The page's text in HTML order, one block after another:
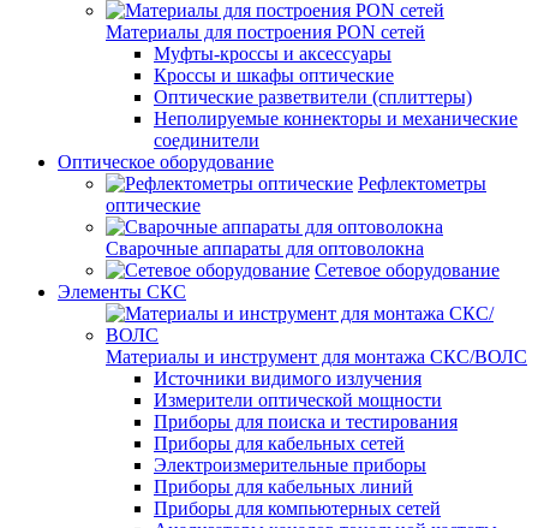
Материалы для построения PON сетей
Муфты-кроссы и аксессуары
Кроссы и шкафы оптические
Оптические разветвители (сплиттеры)
Неполируемые коннекторы и механические
соединители
Оптическое оборудование
Рефлектометры
оптические
Сварочные аппараты для оптоволокна
Сетевое оборудование
Элементы СКС
Материалы и инструмент для монтажа СКС/ВОЛС
Источники видимого излучения
Измерители оптической мощности
Приборы для поиска и тестирования
Приборы для кабельных сетей
Электроизмерительные приборы
Приборы для кабельных линий
Приборы для компьютерных сетей